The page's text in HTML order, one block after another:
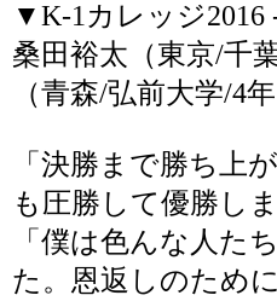
▼K-1カレッジ2016
桑田裕太（東京/千
（青森/弘前大学/4年
「決勝まで勝ち上
も圧勝して優勝し
「僕は色んな人た
た。恩返しのため